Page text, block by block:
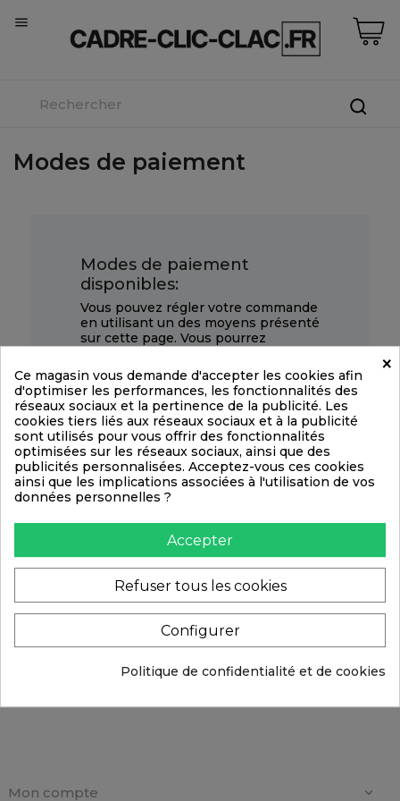

Modes de paiement
Modes de paiement
disponibles:
Vous pouvez régler votre commande
en utilisant un des moyens présenté
sur cette page. Vous pourrez
finalisation de votre commande,
depuis votre panier.
Règlement par carte bancaire
Règlement par chèque bancaire
Règlement par virement bancaire
Règlement par mandat administratif
Mon compte 
×
Ce magasin vous demande d'accepter les cookies afin
d'optimiser les performances, les fonctionnalités des
réseaux sociaux et la pertinence de la publicité. Les
cookies tiers liés aux réseaux sociaux et à la publicité
sont utilisés pour vous offrir des fonctionnalités
optimisées sur les réseaux sociaux, ainsi que des
publicités personnalisées. Acceptez-vous ces cookies
ainsi que les implications associées à l'utilisation de vos
données personnelles ?
Accepter
Refuser tous les cookies
Configurer
Politique de confidentialité et de cookies